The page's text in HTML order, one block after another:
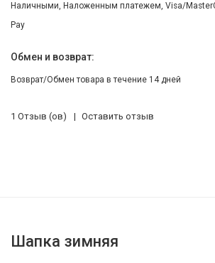
Наличными, Наложенным платежем, Visa/
Pay
Обмен и возврат:
Возврат/Обмен товара в течение 14 дней
1 Отзыв (ов) Оставить отзыв
Шапка зимняя